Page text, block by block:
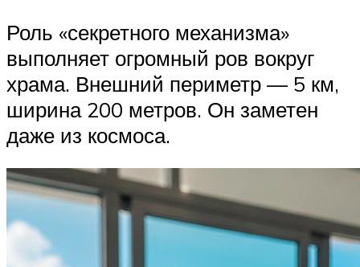
Роль «секретного механизма»
выполняет огромный ров вокруг
храма. Внешний периметр — 5 км,
ширина 200 метров. Он заметен
даже из космоса.